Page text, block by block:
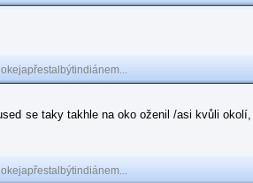
se taky takhle na oko oženil /asi kvůli